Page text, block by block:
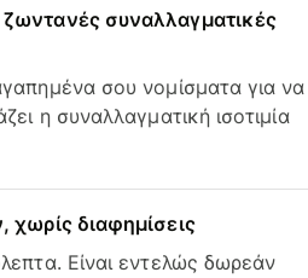
συναλλαγματικές
σου νομίσματα για να
η συναλλαγματική ισοτιμία
διαφημίσεις
Είναι εντελώς δωρεάν